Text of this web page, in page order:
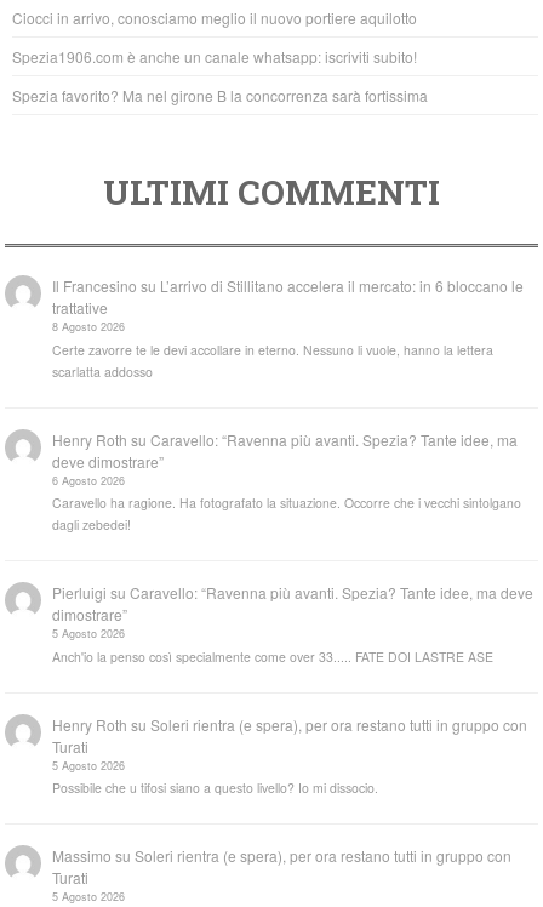
k
Ciocci in arrivo, conosciamo meglio il nuovo portiere aquilotto
Spezia1906.com è anche un canale whatsapp: iscriviti subito!
Spezia favorito? Ma nel girone B la concorrenza sarà fortissima
ULTIMI COMMENTI
Il Francesino su L’arrivo di Stillitano accelera il mercato: in 6 bloccano le
trattative
8 Agosto 2026
Certe zavorre te le devi accollare in eterno. Nessuno li vuole, hanno la lettera
scarlatta addosso
Henry Roth suCaravello: “Ravenna più avanti. Spezia? Tante idee, ma
deve dimostrare”
6 Agosto 2026
Caravello ha ragione. Ha fotografato la situazione. Occorre che i vecchi sintolgano
dagli zebedei!
Pierluigi suCaravello: “Ravenna più avanti. Spezia? Tante idee, ma deve
dimostrare”
5 Agosto 2026
Anch'io la penso così specialmente come over 33..... FATE DOI LASTRE ASE
Henry Roth suSoleri rientra (e spera), per ora restano tutti in gruppo con
Turati
5 Agosto 2026
Possibile che u tifosi siano a questo livello? Io mi dissocio.
Massimo suSoleri rientra (e spera), per ora restano tutti in gruppo con
Turati
5 Agosto 2026